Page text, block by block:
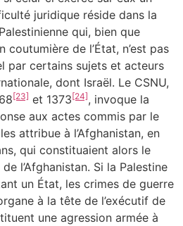
juridique réside dans la
qui, bien que
de l’État, n’est pas
par certains sujets et acteurs
dont Israël. Le CSNU,
[23] et 1373[24], invoque la
aux actes commis par le
attribue à l’Afghanistan, en
qui constituaient alors le
de l’Afghanistan. Si la Palestine
un État, les crimes de guerre
à la tête de l’exécutif de
une agression armée à